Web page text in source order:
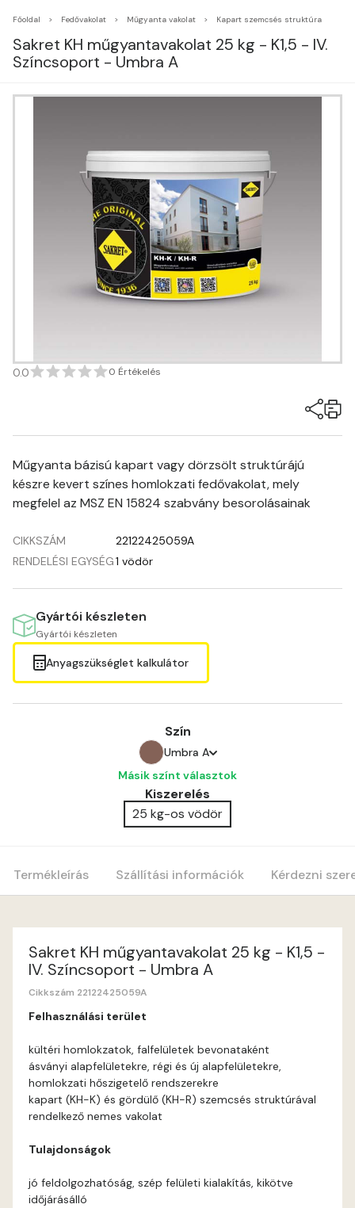
Főoldal Fedővakolat Műgyanta vakolat Kapart szemcsés struktúra
Sakret KH műgyantavakolat 25 kg - K1,5 - IV.
Színcsoport - Umbra A
0.0 0 Értékelés
Műgyanta bázisú kapart vagy dörzsölt struktúrájú
készre kevert színes homlokzati fedővakolat, mely
megfelel az MSZ EN 15824 szabvány besorolásainak
CIKKSZÁM
22122425059A
RENDELÉSI EGYSÉG1 vödör
Gyártói készleten
Gyártói készleten
Anyagszükséglet kalkulátor
Szín
Umbra A
Amber B
Apple B
Cobalt A
Corn A
Current-red A
Egyptian orange B
Másik színt választok
Kiszerelés
25 kg-os vödör
Termékleírás Szállítási információk Kérdezni
Sakret KH műgyantavakolat 25 kg - K1,5 -
IV. Színcsoport - Umbra A
Cikkszám 22122425059A
Felhasználási terület
kültéri homlokzatok, falfelületek bevonataként
ásványi alapfelületekre, régi és új alapfelületekre,
homlokzati hőszigetelő rendszerekre
kapart (KH-K) és gördülő (KH-R) szemcsés struktúrával
rendelkező nemes vakolat
Tulajdonságok
jó feldolgozhatóság, szép felületi kialakítás, kikötve
időjárásálló